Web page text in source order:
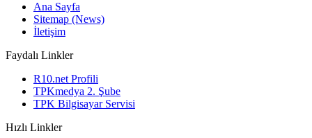
Ana Sayfa
Sitemap (News)
İletişim
Faydalı Linkler
R10.net Profili
TPKmedya 2. Şube
TPK Bilgisayar Servisi
Hızlı Linkler